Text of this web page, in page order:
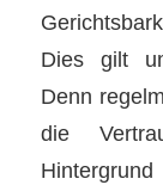
Dies gilt
Denn
die